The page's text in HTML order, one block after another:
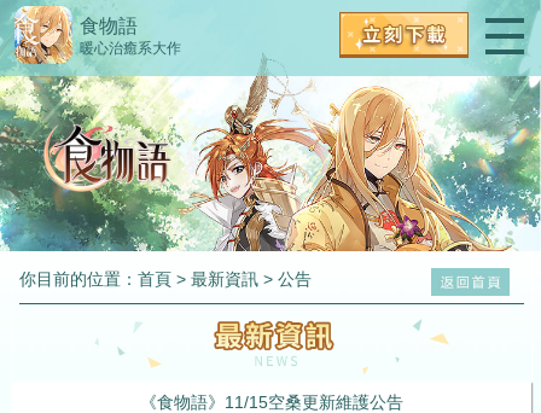
食物語
暖心治癒系大作
你目前的位置：首頁 >最新資訊 >公告
《食物語》11/15空桑更新維護公告